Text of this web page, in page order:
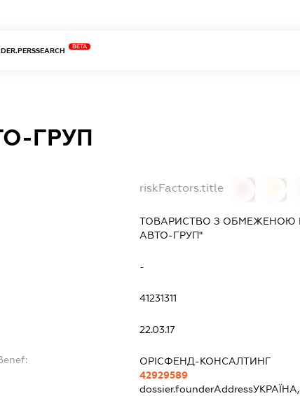
BETA
ГРУП
riskFactors.title
ТОВАРИСТВО З ОБМЕЖЕНОЮ
АВТО-ГРУП"
-
41231311
22.03.17
ОРІСФЕНД-КОНСАЛТИНГ
42929589
dossier.founderAddress